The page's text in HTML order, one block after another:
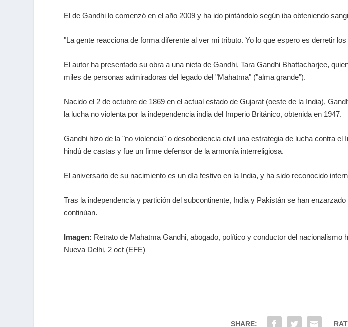
El deGandhi lo comenzó en el año 2009 y ha ido pintándolo según iba obteniendo
"La gente reacciona de forma diferente al ver mi tributo. Yo lo que espero es derretir
El autor ha presentado su obra a una nieta deGandhi, Tara Gandhi Bhattacharjee,
miles de personas admiradoras del legado del "Mahatma" ("alma grande").
Nacido el 2 de octubre de 1869 en el actual estado de Gujarat (oeste de la India),
la lucha no violenta por la independencia india del Imperio Británico, obtenida en 1947.
Gandhi hizo de la "no violencia" o desobediencia civil una estrategia de lucha contra
hindú de castas y fue un firme defensor de la armonía interreligiosa.
El aniversario de su nacimiento es un día festivo en la India, y ha sido reconocido
Tras la independencia y partición del subcontinente, India y Pakistán se han
continúan.
Imagen: Retrato de Mahatma Gandhi, abogado, político y conductor del nacionalismo
Nueva Delhi, 2 oct (EFE)
SHARE: